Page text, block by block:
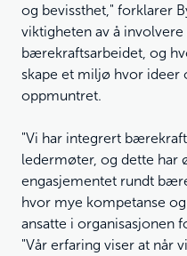
og bevissthet," forklarer
viktigheten av å involvere
bærekraftsarbeidet, og
skape et miljø hvor ideer
oppmuntret.
"Vi har integrert
ledermøter, og dette har
engasjementet rundt
hvor mye kompetanse
ansatte i organisasjonen
"Vår erfaring viser at når